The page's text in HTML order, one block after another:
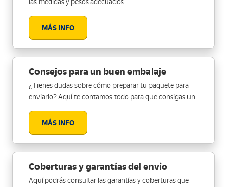
las medidas y pesos adecuados.
MÁS INFO
Consejos para un buen embalaje
¿Tienes dudas sobre cómo preparar tu paquete para
enviarlo? Aquí te contamos todo para que consigas un
MÁS INFO
Coberturas y garantías del envío
Aquí podrás consultar las garantías y coberturas que